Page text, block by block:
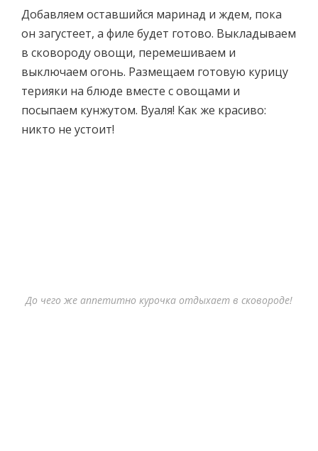
Добавляем оставшийся маринад и ждем, пока
он загустеет, а филе будет готово. Выкладываем
в сковороду овощи, перемешиваем и
выключаем огонь. Размещаем готовую курицу
терияки на блюде вместе с овощами и
посыпаем кунжутом. Вуаля! Как же красиво:
никто не устоит!
До чего же аппетитно курочка отдыхает в сковороде!